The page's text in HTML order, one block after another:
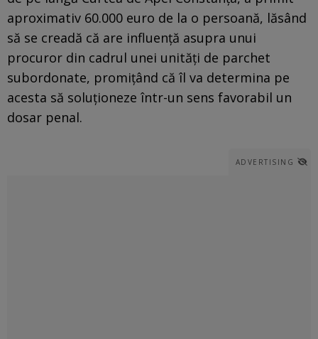
aproximativ 60.000 euro de la o persoană, lăsând
să se creadă că are influență asupra unui
procuror din cadrul unei unități de parchet
subordonate, promițând că îl va determina pe
acesta să soluționeze într-un sens favorabil un
dosar penal.
ADVERTISING